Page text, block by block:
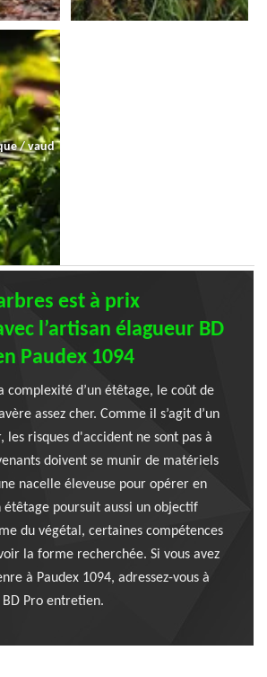
/ vaud
est à prix
l’artisan élagueur BD
Paudex 1094
complexité d’un étêtage, le coût de
assez cher. Comme il s’agit d’un
les risques d'accident ne sont pas à
doivent se munir de matériels
nacelle éleveuse pour opérer en
poursuit aussi un objectif
du végétal, certaines compétences
la forme recherchée. Si vous avez
à Paudex 1094, adressez-vous à
BD Pro entretien.